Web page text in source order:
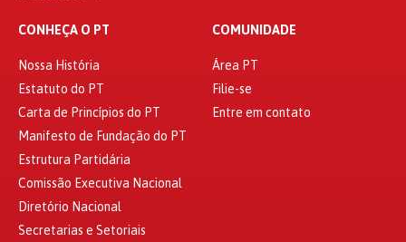
CONHEÇA O PT
Nossa História
Estatuto do PT
Carta de Princípios do PT
Manifesto de Fundação do PT
Estrutura Partidária
Comissão Executiva Nacional
Diretório Nacional
Secretarias e Setoriais
COMUNIDADE
Área PT
Filie-se
Entre em contato